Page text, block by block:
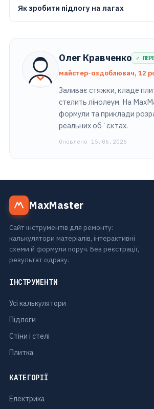
Як зробити підлогу на лагах
Олег Кравченко ✓
майстер-оздоблювач, 12
Заливає стяжки, кладе
стелить лінолеум. На
формули та приклади
реальних обʼєктах.
Оновлено 15.06.2026
MaxMaster
Сайт інструментів для ремонту:
калькулятори матеріалів, інтерактивні
схеми й формули поруч. Без реєстрації,
результат одразу.
ІНСТРУМЕНТИ
Усі калькулятори
Підлоги
Стіни і стелі
Плитка
КАТЕГОРІЇ
Електрика